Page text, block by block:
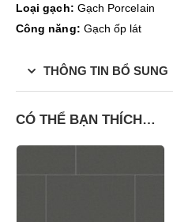
Loại gạch: Gạch Porcelain
Công năng: Gạch ốp lát
THÔNG TIN BỔ SUNG
CÓ THỂ BẠN THÍCH…